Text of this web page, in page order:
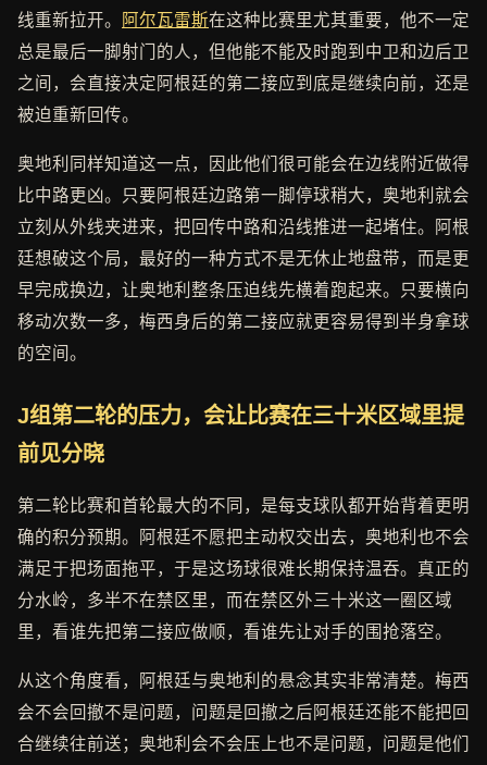
线重新拉开。
阿尔瓦雷斯在这种比赛里尤其重要，他不一定
总是最后一脚射门的人，但他能不能及时跑到中卫和边后卫
之间，会直接决定阿根廷的第二接应到底是继续向前，还是
被迫重新回传。
奥地利同样知道这一点，因此他们很可能会在边线附近做得
比中路更凶。只要阿根廷边路第一脚停球稍大，奥地利就会
立刻从外线夹进来，把回传中路和沿线推进一起堵住。阿根
廷想破这个局，最好的一种方式不是无休止地盘带，而是更
早完成换边，让奥地利整条压迫线先横着跑起来。只要横向
移动次数一多，梅西身后的第二接应就更容易得到半身拿球
的空间。
J组第二轮的压力，会让比赛在三十米区域里提
前见分晓
第二轮比赛和首轮最大的不同，是每支球队都开始背着更明
确的积分预期。阿根廷不愿把主动权交出去，奥地利也不会
满足于把场面拖平，于是这场球很难长期保持温吞。真正的
分水岭，多半不在禁区里，而在禁区外三十米这一圈区域
里，看谁先把第二接应做顺，看谁先让对手的围抢落空。
从这个角度看，阿根廷与奥地利的悬念其实非常清楚。梅西
会不会回撤不是问题，问题是回撤之后阿根廷还能不能把回
合继续往前送；奥地利会不会压上也不是问题，问题是他们